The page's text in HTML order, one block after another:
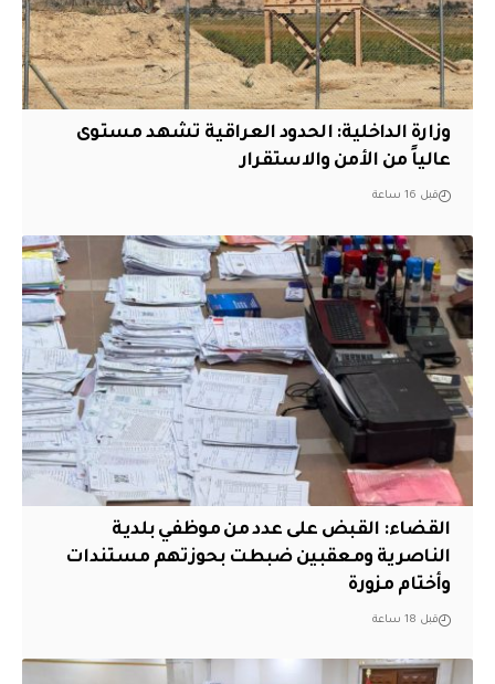
وزارة الداخلية: الحدود العراقية تشهد مستوى
عالياً من الأمن والاستقرار
قبل 16 ساعة
القضاء: القبض على عدد من موظفي بلدية
الناصرية ومعقبين ضبطت بحوزتهم مستندات
وأختام مزورة
قبل 18 ساعة